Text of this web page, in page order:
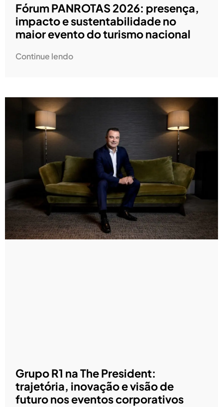
Fórum PANROTAS 2026: presença,
impacto e sustentabilidade no
maior evento do turismo nacional
Continue lendo
Grupo R1 na The President:
trajetória, inovação e visão de
futuro nos eventos corporativos